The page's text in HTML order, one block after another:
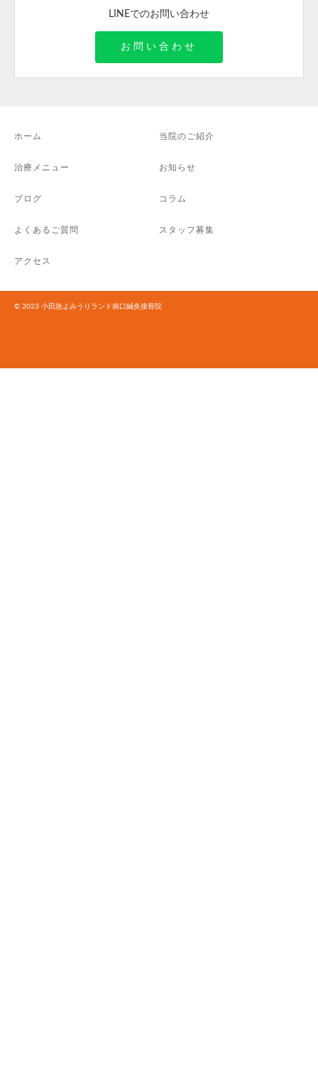
LINEでのお問い合わせ
お問い合わせ
ホーム 当院のご紹介
治療メニュー お知らせ
ブログ コラム
よくあるご質問 スタッフ募集
アクセス
© 2023 小田急よみうりランド南口鍼灸接骨院